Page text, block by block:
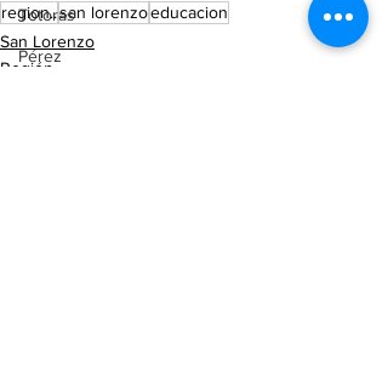
Totoras
Pérez
region..san lorenzoeducacion
San Lorenzo
Región